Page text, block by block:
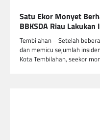
Satu Ekor Monyet
BBKSDA Riau
Tembilahan – Setelah
dan memicu sejumlah
Kota Tembilahan, seekor